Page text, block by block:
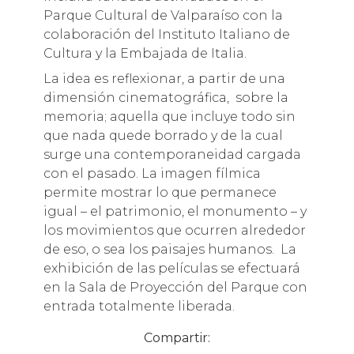
Parque Cultural de Valparaíso con la
colaboración del Instituto Italiano de
Cultura y la Embajada de Italia.
La idea es reflexionar, a partir de una
dimensión cinematográfica, sobre la
memoria; aquella que incluye todo sin
que nada quede borrado y de la cual
surge una contemporaneidad cargada
con el pasado. La imagen fílmica
permite mostrar lo que permanece
igual – el patrimonio, el monumento – y
los movimientos que ocurren alrededor
de eso, o sea los paisajes humanos. La
exhibición de las películas se efectuará
en la Sala de Proyección del Parque con
entrada totalmente liberada.
Compartir: